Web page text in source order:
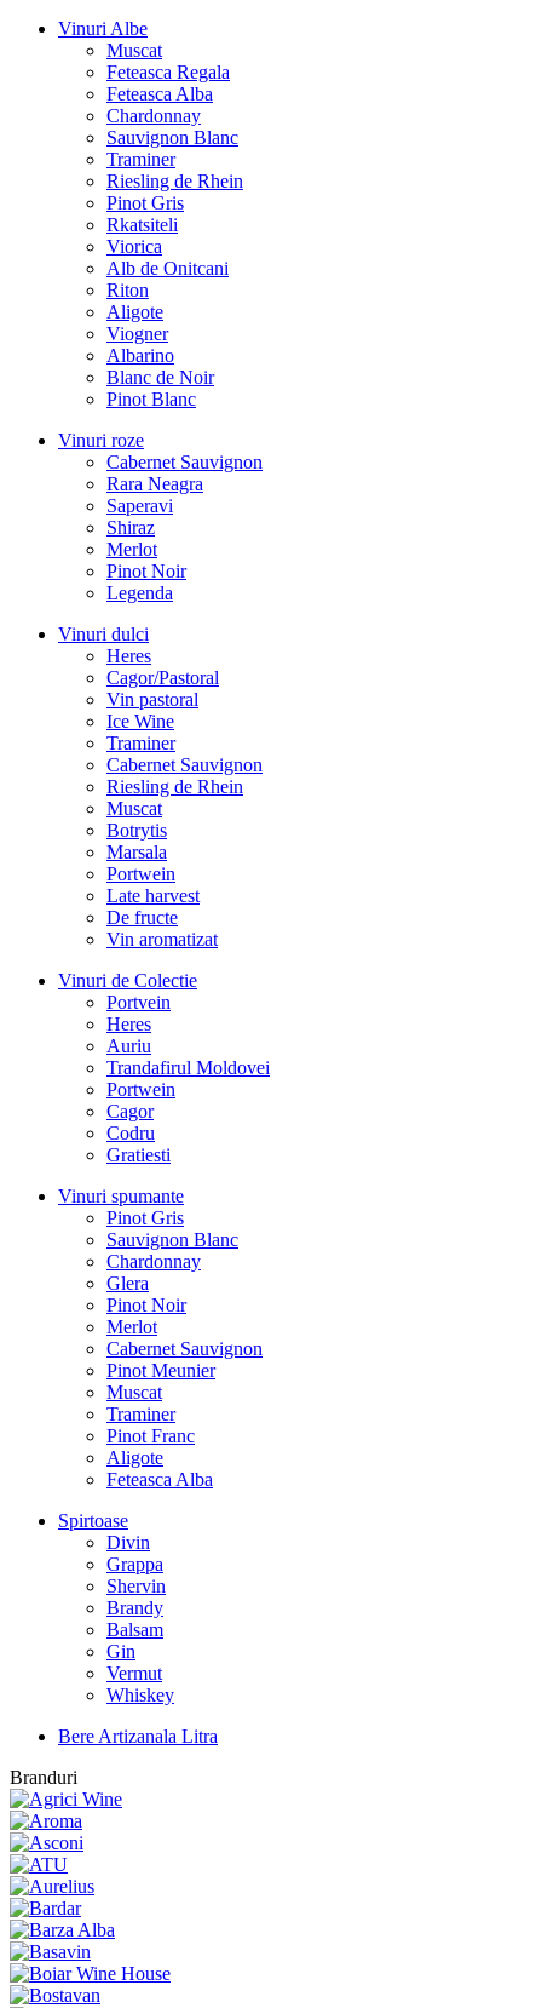
Vinuri Albe
Muscat
Feteasca Regala
Feteasca Alba
Chardonnay
Sauvignon Blanc
Traminer
Riesling de Rhein
Pinot Gris
Rkatsiteli
Viorica
Alb de Onitcani
Riton
Aligote
Viogner
Albarino
Blanc de Noir
Pinot Blanc
Vinuri roze
Cabernet Sauvignon
Rara Neagra
Saperavi
Shiraz
Merlot
Pinot Noir
Legenda
Vinuri dulci
Heres
Cagor/Pastoral
Vin pastoral
Ice Wine
Traminer
Cabernet Sauvignon
Riesling de Rhein
Muscat
Botrytis
Marsala
Portwein
Late harvest
De fructe
Vin aromatizat
Vinuri de Colectie
Portvein
Heres
Auriu
Trandafirul Moldovei
Portwein
Cagor
Codru
Gratiesti
Vinuri spumante
Pinot Gris
Sauvignon Blanc
Chardonnay
Glera
Pinot Noir
Merlot
Cabernet Sauvignon
Pinot Meunier
Muscat
Traminer
Pinot Franc
Aligote
Feteasca Alba
Spirtoase
Divin
Grappa
Shervin
Brandy
Balsam
Gin
Vermut
Whiskey
Bere Artizanala Litra
Branduri